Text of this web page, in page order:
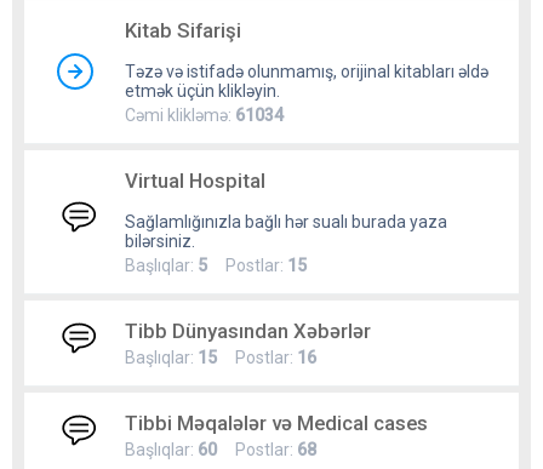
Kitab Sifarişi
Təzə və istifadə olunmamış, orijinal kitabları əldə
etmək üçün klikləyin.
Cəmi klikləmə: 61034
Virtual Hospital
Sağlamlığınızla bağlı hər sualı burada yaza
bilərsiniz.
Başlıqlar: 5 Postlar: 15
Tibb Dünyasından Xəbərlər
Başlıqlar: 15 Postlar: 16
Tibbi Məqalələr və Medical cases
Başlıqlar: 60 Postlar: 68